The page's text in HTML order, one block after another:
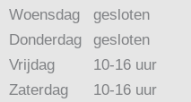
Woensdag
Donderdag
Vrijdag
Zaterdag
gesloten
gesloten
10-16 uur
10-16 uur